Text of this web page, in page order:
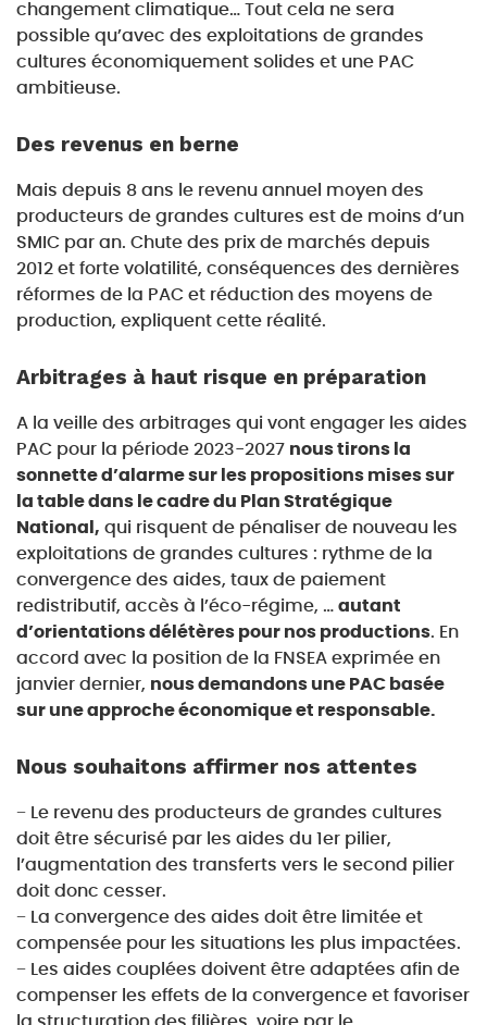
changement climatique… Tout cela ne sera
possible qu’avec des exploitations de grandes
cultures économiquement solides et une PAC
ambitieuse.
Des revenus en berne
Mais depuis 8 ans le revenu annuel moyen des
producteurs de grandes cultures est de moins d’un
SMIC par an. Chute des prix de marchés depuis
2012 et forte volatilité, conséquences des dernières
réformes de la PAC et réduction des moyens de
production, expliquent cette réalité.
Arbitrages à haut risque en préparation
A la veille des arbitrages qui vont engager les aides
PAC pour la période 2023-2027 nous tirons la
sonnette d’alarme sur les propositions mises sur
la table dans le cadre du Plan Stratégique
National, qui risquent de pénaliser de nouveau les
exploitations de grandes cultures : rythme de la
convergence des aides, taux de paiement
redistributif, accès à l’éco-régime, … autant
d’orientations délétères pour nos productions. En
accord avec la position de la FNSEA exprimée en
janvier dernier, nous demandons une PAC basée
sur une approche économique et responsable.
Nous souhaitons affirmer nos attentes
− Le revenu des producteurs de grandes cultures
doit être sécurisé par les aides du 1er pilier,
l’augmentation des transferts vers le second pilier
doit donc cesser.
− La convergence des aides doit être limitée et
compensée pour les situations les plus impactées.
− Les aides couplées doivent être adaptées afin de
compenser les effets de la convergence et favoriser